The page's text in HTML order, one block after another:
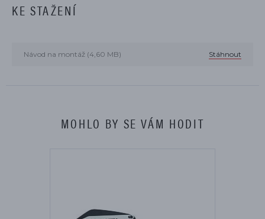
KE STAŽENÍ
Návod na montáž (4,60 MB) Stáhnout
MOHLO BY SE VÁM HODIT